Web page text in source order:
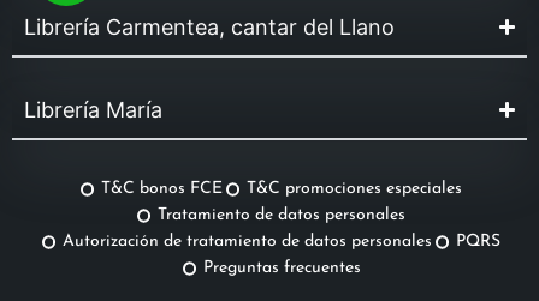
Librería Carmentea, cantar del Llano
Librería María
T&C bonos FCE
T&C promociones especiales
Tratamiento de datos personales
Autorización de tratamiento de datos personales
PQRS
Preguntas frecuentes